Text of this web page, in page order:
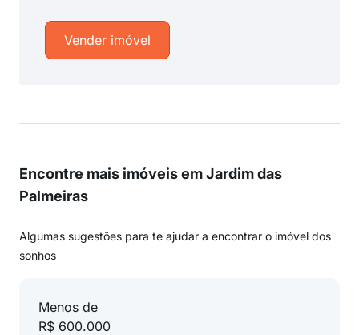
Vender imóvel
Encontre mais imóveis em Jardim das
Palmeiras
Algumas sugestões para te ajudar a encontrar o imóvel dos
sonhos
Menos de
R$ 600.000